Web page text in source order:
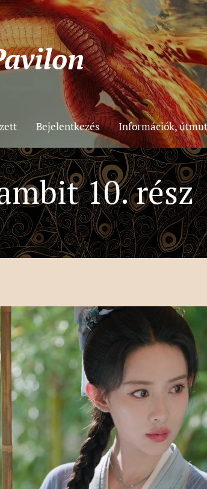
Bejelentkezés Információk,
10. rész